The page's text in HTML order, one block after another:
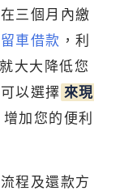
三個月內繳
車借款 ，利
大大降低您
以選擇 來現
增加您的便利
程及還款方